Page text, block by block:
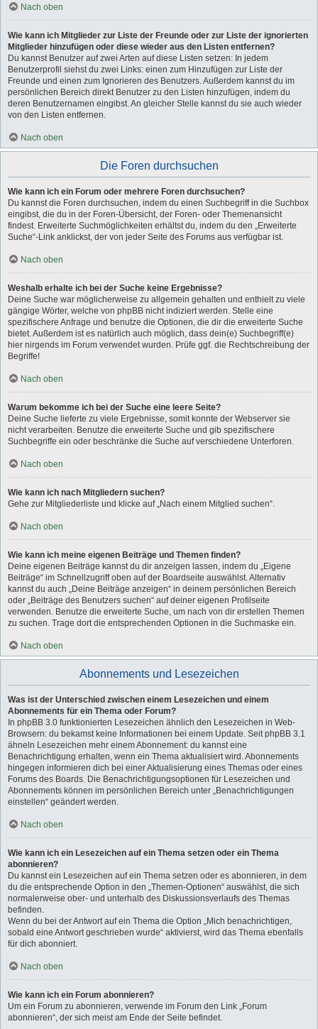
Nach oben
Wie kann ich Mitglieder zur Liste der Freunde oder zur Liste der ignorierten
Mitglieder hinzufügen oder diese wieder aus den Listen entfernen?
Du kannst Benutzer auf zwei Arten auf diese Listen setzen: In jedem
Benutzerprofil siehst du zwei Links: einen zum Hinzufügen zur Liste der
Freunde und einen zum Ignorieren des Benutzers. Außerdem kannst du im
persönlichen Bereich direkt Benutzer zu den Listen hinzufügen, indem du
deren Benutzernamen eingibst. An gleicher Stelle kannst du sie auch wieder
von den Listen entfernen.
Nach oben
Die Foren durchsuchen
Wie kann ich ein Forum oder mehrere Foren durchsuchen?
Du kannst die Foren durchsuchen, indem du einen Suchbegriff in die Suchbox
eingibst, die du in der Foren-Übersicht, der Foren- oder Themenansicht
findest. Erweiterte Suchmöglichkeiten erhältst du, indem du den „Erweiterte
Suche“-Link anklickst, der von jeder Seite des Forums aus verfügbar ist.
Nach oben
Weshalb erhalte ich bei der Suche keine Ergebnisse?
Deine Suche war möglicherweise zu allgemein gehalten und enthielt zu viele
gängige Wörter, welche von phpBB nicht indiziert werden. Stelle eine
spezifischere Anfrage und benutze die Optionen, die dir die erweiterte Suche
bietet. Außerdem ist es natürlich auch möglich, dass dein(e) Suchbegriff(e)
hier nirgends im Forum verwendet wurden. Prüfe ggf. die Rechtschreibung der
Begriffe!
Nach oben
Warum bekomme ich bei der Suche eine leere Seite?
Deine Suche lieferte zu viele Ergebnisse, somit konnte der Webserver sie
nicht verarbeiten. Benutze die erweiterte Suche und gib spezifischere
Suchbegriffe ein oder beschränke die Suche auf verschiedene Unterforen.
Nach oben
Wie kann ich nach Mitgliedern suchen?
Gehe zur Mitgliederliste und klicke auf „Nach einem Mitglied suchen“.
Nach oben
Wie kann ich meine eigenen Beiträge und Themen finden?
Deine eigenen Beiträge kannst du dir anzeigen lassen, indem du „Eigene
Beiträge“ im Schnellzugriff oben auf der Boardseite auswählst. Alternativ
kannst du auch „Deine Beiträge anzeigen“ in deinem persönlichen Bereich
oder „Beiträge des Benutzers suchen“ auf deiner eigenen Profilseite
verwenden. Benutze die erweiterte Suche, um nach von dir erstellen Themen
zu suchen. Trage dort die entsprechenden Optionen in die Suchmaske ein.
Nach oben
Abonnements und Lesezeichen
Was ist der Unterschied zwischen einem Lesezeichen und einem
Abonnements für ein Thema oder Forum?
In phpBB 3.0 funktionierten Lesezeichen ähnlich den Lesezeichen in Web-
Browsern: du bekamst keine Informationen bei einem Update. Seit phpBB 3.1
ähneln Lesezeichen mehr einem Abonnement: du kannst eine
Benachrichtigung erhalten, wenn ein Thema aktualisiert wird. Abonnements
hingegen informieren dich bei einer Aktualisierung eines Themas oder eines
Forums des Boards. Die Benachrichtigungsoptionen für Lesezeichen und
Abonnements können im persönlichen Bereich unter „Benachrichtigungen
einstellen“ geändert werden.
Nach oben
Wie kann ich ein Lesezeichen auf ein Thema setzen oder ein Thema
abonnieren?
Du kannst ein Lesezeichen auf ein Thema setzen oder es abonnieren, in dem
du die entsprechende Option in den „Themen-Optionen“ auswählst, die sich
normalerweise ober- und unterhalb des Diskussionsverlaufs des Themas
befinden.
Wenn du bei der Antwort auf ein Thema die Option „Mich benachrichtigen,
sobald eine Antwort geschrieben wurde“ aktivierst, wird das Thema ebenfalls
für dich abonniert.
Nach oben
Wie kann ich ein Forum abonnieren?
Um ein Forum zu abonnieren, verwende im Forum den Link „Forum
abonnieren“, der sich meist am Ende der Seite befindet.